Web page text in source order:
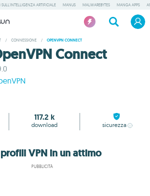
SULL'INTELLIGENZA ARTIFICIALE MANUS MALWAREBYTES MANGA APPS
/ CONNESSIONE / OPENVPN CONNECT
Connect
117.2 k
download sicurezza
VPN in un attimo
PUBBLICITÀ